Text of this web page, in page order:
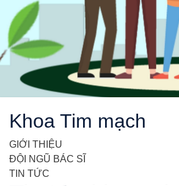
Khoa Tim mạch
GIỚI THIỆU
ĐỘI NGŨ BÁC SĨ
TIN TỨC